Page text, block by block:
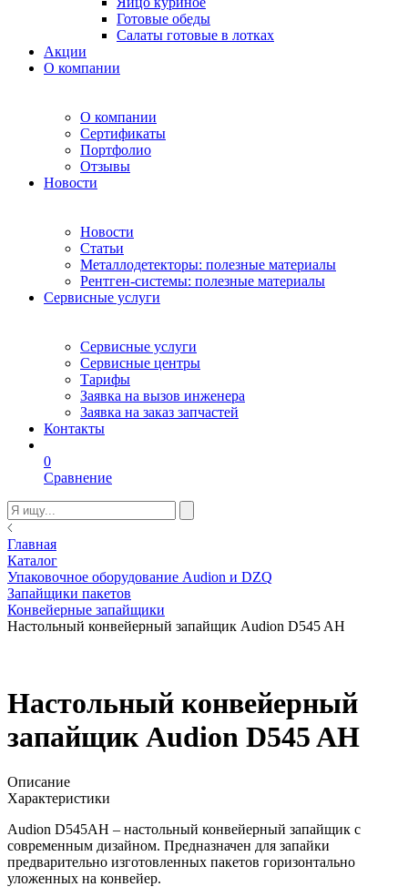
Готовые обеды
Салаты готовые в лотках
Акции
О компании
О компании
Сертификаты
Портфолио
Отзывы
Новости
Новости
Статьи
Металлодетекторы: полезные материалы
Рентген-системы: полезные материалы
Сервисные услуги
Сервисные услуги
Сервисные центры
Тарифы
Заявка на вызов инженера
Заявка на заказ запчастей
Контакты
0
Сравнение
Главная
Каталог
Упаковочное оборудование Audion и DZQ
Запайщики пакетов
Конвейерные запайщики
Настольный конвейерный запайщик Audion D545 AH
Настольный конвейерный
запайщик Audion D545 AH
Описание
Характеристики
Audion D545AH – настольный конвейерный запайщик с
современным дизайном. Предназначен для запайки
предварительно изготовленных пакетов горизонтально
уложенных на конвейер.